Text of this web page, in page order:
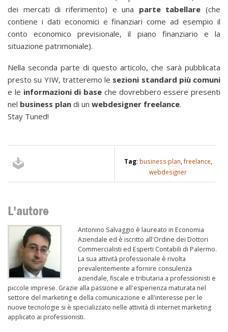
dei mercati di riferimento) e una parte tabellare (che
contiene i dati economici e finanziari come ad esempio il
conto economico previsionale, il piano finanziario e la
situazione patrimoniale).
Nella seconda parte di questo articolo, che sarà pubblicata
presto su YIW, tratteremo le sezioni standard più comuni
e le informazioni di base che dovrebbero essere presenti
nel business plan di un webdesigner freelance.
Stay Tuned!
Tag: business plan freelance
webdesigner
L'autore
Antonino Salvaggio è laureato in Economia
Aziendale ed è iscritto all'Ordine dei Dottori
Commercialisti ed Esperti Contabili di Palermo.
La sua attività professionale è rivolta
prevalentemente a fornire consulenza
aziendale, fiscale e tributaria a professionisti e
piccole imprese. Grazie alla passione e all'esperienza maturata nel
settore del marketing e della comunicazione e all'interesse per le
nuove tecnologie si è specializzato nelle attività di internet marketing
applicato ai professionisti.